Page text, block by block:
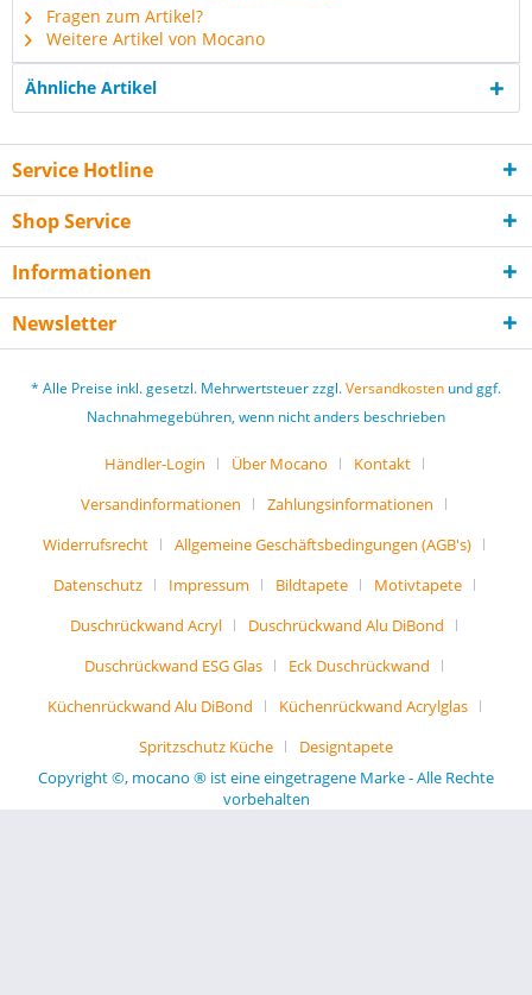
Fragen zum Artikel?
Weitere Artikel von Mocano
Ähnliche Artikel
Service Hotline
Shop Service
Informationen
Newsletter
* Alle Preise inkl. gesetzl. Mehrwertsteuer zzgl.Versandkosten und ggf.
Nachnahmegebühren, wenn nicht anders beschrieben
Händler-Login Über Mocano
Kontakt
Versandinformationen
Zahlungsinformationen
Widerrufsrecht
Allgemeine Geschäftsbedingungen (AGB's)
Datenschutz
Impressum Bildtapete
Motivtapete
Duschrückwand Acryl
Duschrückwand Alu DiBond
Duschrückwand ESG Glas
Eck Duschrückwand
Küchenrückwand Alu DiBond
Küchenrückwand Acrylglas
Spritzschutz Küche
Designtapete
Copyright ©, mocano ® ist eine eingetragene Marke - Alle Rechte
vorbehalten